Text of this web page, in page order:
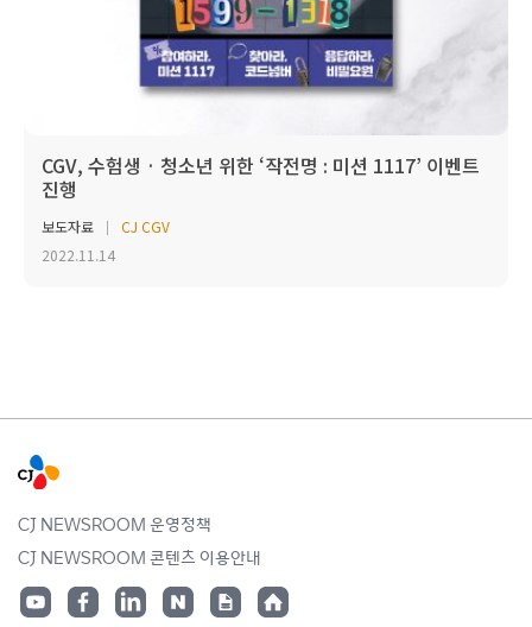
CGV, 수험생 · 청소년 위한 ‘작전명 : 미션 1117’ 이벤트
진행
보도자료
CJ CGV
2022.11.14
CJ NEWSROOM 운영정책
CJ NEWSROOM 콘텐츠 이용안내